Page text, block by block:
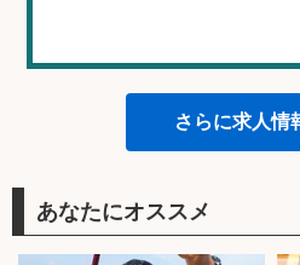
さらに求人情
あなたにオススメ